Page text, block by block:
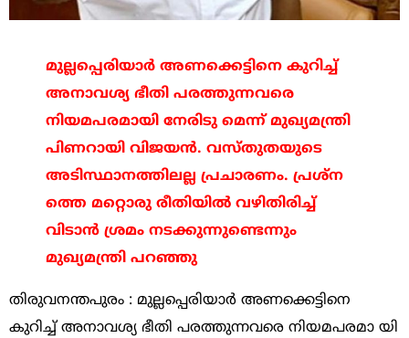
മുല്ലപ്പെരിയാര്‍ അണക്കെട്ടിനെ കുറിച്ച്
അനാവശ്യ ഭീതി പരത്തുന്നവരെ
നിയമപരമായി നേരിടു മെന്ന് മുഖ്യമന്ത്രി
പിണറായി വിജയന്‍. വസ്തുതയുടെ
അടിസ്ഥാനത്തിലല്ല പ്രചാരണം. പ്രശ്‌ന
ത്തെ മറ്റൊരു രീതിയില്‍ വഴിതിരിച്ച്
വിടാന്‍ ശ്രമം നടക്കുന്നുണ്ടെന്നും
മുഖ്യമന്ത്രി പറഞ്ഞു
തിരുവനന്തപുരം : മുല്ലപ്പെരിയാര്‍ അണക്കെട്ടിനെ
കുറിച്ച് അനാവശ്യ ഭീതി പരത്തുന്നവരെ നിയമപരമാ യി